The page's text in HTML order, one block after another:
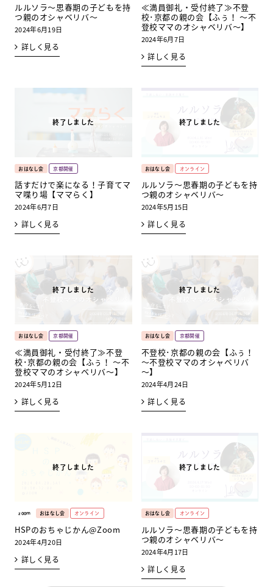
ルルソラ～思春期の子どもを持
つ親のオシャベリバ～
2024年6月19日
詳しく見る
≪満員御礼・受付終了≫不登
校･京都の親の会【ふぅ！ ～不
登校ママのオシャベリバ～】
2024年6月7日
詳しく見る
おはなし会 京都開催
話すだけで楽になる！子育てマ
マ喋り場【ママらく】
2024年6月7日
詳しく見る
おはなし会 オンライン
ルルソラ～思春期の子どもを持
つ親のオシャベリバ～
2024年5月15日
詳しく見る
おはなし会 京都開催
≪満員御礼・受付終了≫不登
校･京都の親の会【ふぅ！ ～不
登校ママのオシャベリバ～】
2024年5月12日
詳しく見る
おはなし会 京都開催
不登校･京都の親の会【ふぅ！
～不登校ママのオシャベリバ
～】
2024年4月24日
詳しく見る
zoom おはなし会 オンライン
HSPのおちゃじかん@Zoom
2024年4月20日
詳しく見る
おはなし会 オンライン
ルルソラ～思春期の子どもを持
つ親のオシャベリバ～
2024年4月17日
詳しく見る